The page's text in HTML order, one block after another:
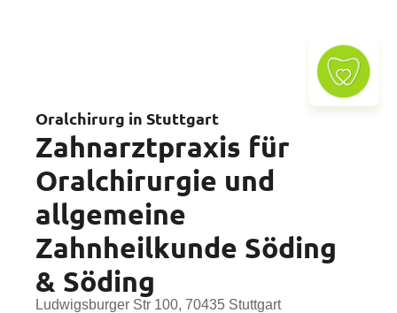
Oralchirurg in Stuttgart
Zahnarztpraxis für
Oralchirurgie und
allgemeine
Zahnheilkunde Söding
& Söding
Ludwigsburger Str 100, 70435 Stuttgart